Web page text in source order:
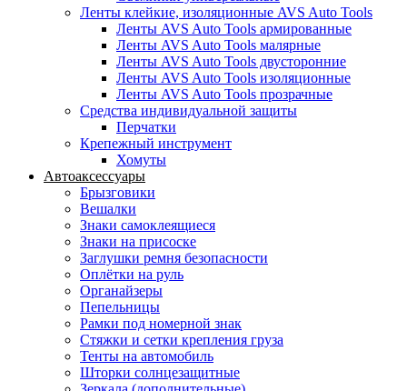
Ленты клейкие, изоляционные AVS Auto Tools
Ленты AVS Auto Tools армированные
Ленты AVS Auto Tools малярные
Ленты AVS Auto Tools двусторонние
Ленты AVS Auto Tools изоляционные
Ленты AVS Auto Tools прозрачные
Средства индивидуальной защиты
Перчатки
Крепежный инструмент
Хомуты
Автоаксессуары
Брызговики
Вешалки
Знаки самоклеящиеся
Знаки на присоске
Заглушки ремня безопасности
Оплётки на руль
Органайзеры
Пепельницы
Рамки под номерной знак
Стяжки и сетки крепления груза
Тенты на автомобиль
Шторки солнцезащитные